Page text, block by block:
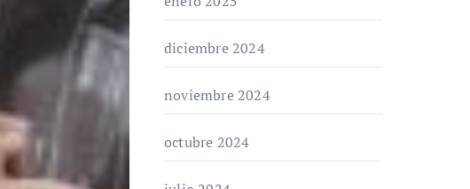
diciembre 2024
noviembre 2024
octubre 2024